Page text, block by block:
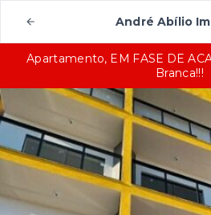
André Abílio
Apartamento, EM FASE DE
Branca!!!